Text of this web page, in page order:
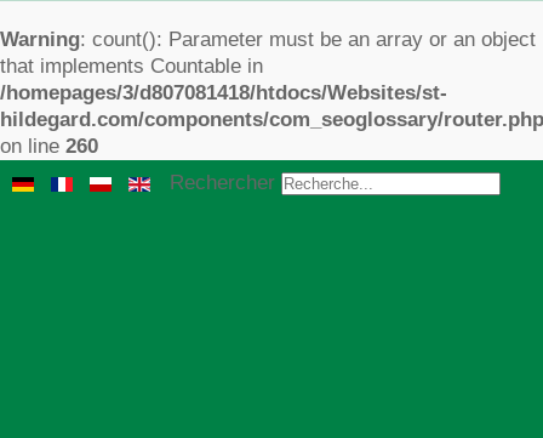
Warning: count(): Parameter must be an array or an object
that implements Countable in
/homepages/3/d807081418/htdocs/Websites/st-
hildegard.com/components/com_seoglossary/router.php
on line 260
Rechercher